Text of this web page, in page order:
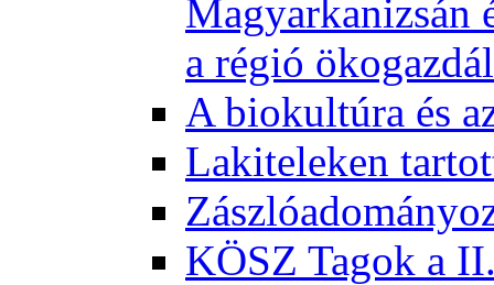
Magyarkanizsán
a régió
A biokultúra és
Lakiteleken
KÖSZ Tagok a